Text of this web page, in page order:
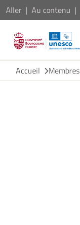
Aller Au contenu
Accueil
Membres